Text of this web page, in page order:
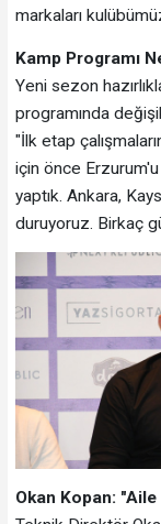
markaları
Kamp Programı
Yeni sezon
programında
"İlk etap
için önce
yaptık. Ankara,
duruyoruz. Birkaç
Okan Kopan: "Aile